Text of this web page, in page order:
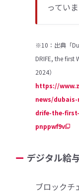
っていま
※10：出典「
DRIFE, the first
2024）
https://
news/
drife-the-
pnppwf9v
デジタル給
ブロックチ